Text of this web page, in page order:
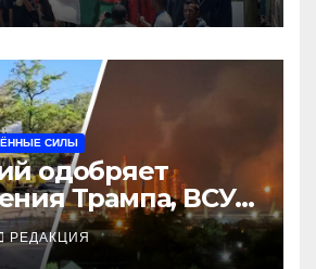
СИЛЫ
одобряет
Трампа, ВСУ
Добропольский
РЕДАКЦИЯ